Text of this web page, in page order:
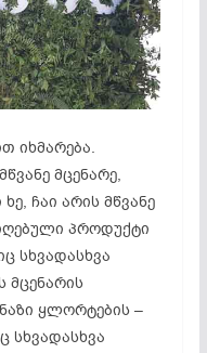
იხმარება.
მცენარე,
ჩაი არის მწვანე
პროდუქტი
სხვადასხვა
მცენარის
ყლორტების –
სხვადასხვა